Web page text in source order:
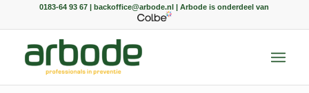
0183-64 93 67 | backoffice@arbode.nl | Arbode is onderdeel van